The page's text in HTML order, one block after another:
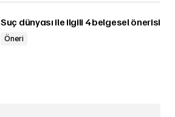
Suç dünyası ile ilgili 4 belgesel önerisi
Öneri